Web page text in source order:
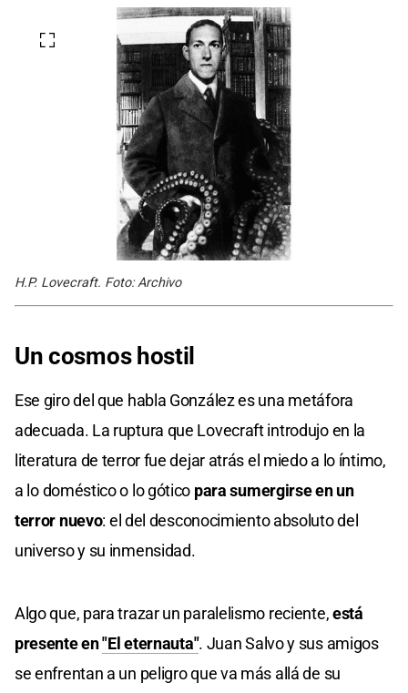
H.P. Lovecraft. Foto: Archivo
Un cosmos hostil
Ese giro del que habla González es una metáfora
adecuada. La ruptura que Lovecraft introdujo en la
literatura de terror fue dejar atrás el miedo a lo íntimo,
a lo doméstico o lo gótico para sumergirse en un
terror nuevo: el del desconocimiento absoluto del
universo y su inmensidad.
Algo que, para trazar un paralelismo reciente,está
presente en"El eternauta". Juan Salvo y sus amigos
se enfrentan a un peligro que va más allá de su